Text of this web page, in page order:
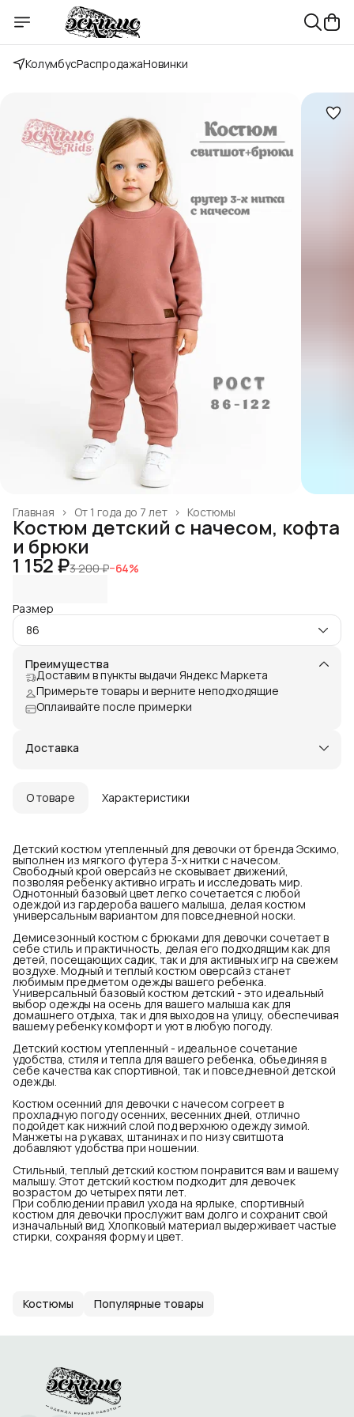
КолумбусРаспродажаНовинки
Костюмы
От 1 года до 7 лет ›
Главная ›
Костюм детский с начесом, кофта
и брюки
1 152 ₽3 200 ₽−64%
Размер
86
Преимущества
Доставим в пункты выдачи Яндекс Маркета
Примерьте товары и верните неподходящие
Оплаивайте после примерки
Доставка
О товаре Характеристики
Детский костюм утепленный для девочки от бренда Эскимо,
выполнен из мягкого футера 3-х нитки с начесом.
Свободный крой оверсайз не сковывает движений,
позволяя ребенку активно играть и исследовать мир.
Однотонный базовый цвет легко сочетается с любой
одеждой из гардероба вашего малыша, делая костюм
универсальным вариантом для повседневной носки.
Демисезонный костюм с брюками для девочки сочетает в
себе стиль и практичность, делая его подходящим как для
детей, посещающих садик, так и для активных игр на свежем
воздухе. Модный и теплый костюм оверсайз станет
любимым предметом одежды вашего ребенка.
Универсальный базовый костюм детский - это идеальный
выбор одежды на осень для вашего малыша как для
домашнего отдыха, так и для выходов на улицу, обеспечивая
вашему ребенку комфорт и уют в любую погоду.
Детский костюм утепленный - идеальное сочетание
удобства, стиля и тепла для вашего ребенка, объединяя в
себе качества как спортивной, так и повседневной детской
одежды.
Костюм осенний для девочки с начесом согреет в
прохладную погоду осенних, весенних дней, отлично
подойдет как нижний слой под верхнюю одежду зимой.
Манжеты на рукавах, штанинах и по низу свитшота
добавляют удобства при ношении.
Стильный, теплый детский костюм понравится вам и вашему
малышу. Этот детский костюм подходит для девочек
возрастом до четырех пяти лет.
При соблюдении правил ухода на ярлыке, спортивный
костюм для девочки прослужит вам долго и сохранит свой
изначальный вид. Хлопковый материал выдерживает частые
стирки, сохраняя форму и цвет.
Костюмы Популярные товары